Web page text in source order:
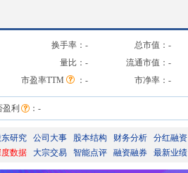
换手率： - 总市值： -
量比： - 流通市值： -
市盈率TTM ： - 市净率： -
盈利 ： -
东研究 公司大事 股本结构 财务分析 分红融资
数据 大宗交易 智能点评 融资融券 最新业绩